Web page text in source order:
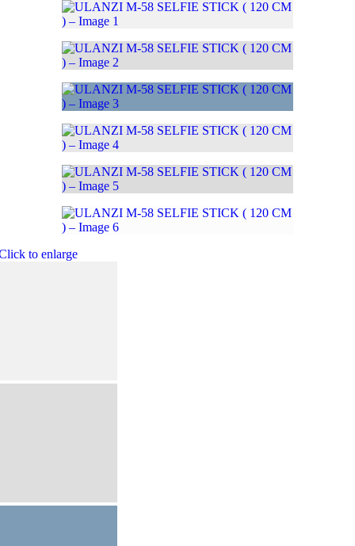
to enlarge